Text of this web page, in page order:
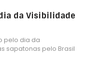
da Visibilidade
pelo dia da
sapatonas pelo Brasil